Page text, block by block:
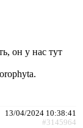
он у нас тут
13/04/2024 10:38:41
#3145964